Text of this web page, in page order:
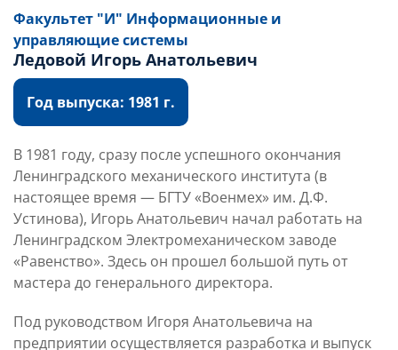
Факультет "И" Информационные и
управляющие системы
Ледовой Игорь Анатольевич
Год выпуска: 1981 г.
В 1981 году, сразу после успешного окончания
Ленинградского механического института (в
настоящее время — БГТУ «Военмех» им. Д.Ф.
Устинова), Игорь Анатольевич начал работать на
Ленинградском Электромеханическом заводе
«Равенство». Здесь он прошел большой путь от
мастера до генерального директора.
Под руководством Игоря Анатольевича на
предприятии осуществляется разработка и выпуск